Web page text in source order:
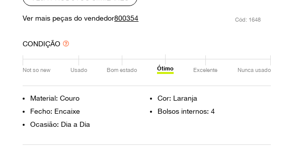
Ver mais peças do vendedor800354 : 1648
CONDIÇÃO
Not so new Usado Bom estado Ótimo Excelente Nunca usado
Material: Couro
Cor: Laranja
Fecho: Encaixe
Bolsos internos: 4
Ocasião: Dia a Dia